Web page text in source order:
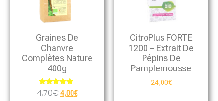
Graines De
Chanvre
Complètes Nature
400g
Note
4.67
4,70€ 4,00€
CitroPlus FORTE
1200 – Extrait De
Pépins De
Pamplemousse
24,00€